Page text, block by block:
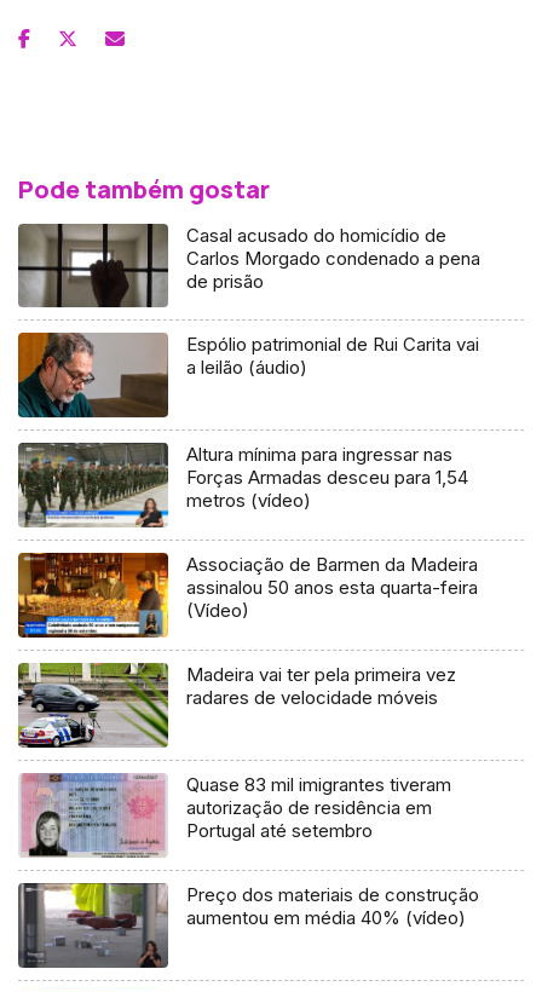
Pode também gostar
Casal acusado do homicídio de
Carlos Morgado condenado a pena
de prisão
Espólio patrimonial de Rui Carita vai
a leilão (áudio)
Altura mínima para ingressar nas
Forças Armadas desceu para 1,54
metros (vídeo)
Associação de Barmen da Madeira
assinalou 50 anos esta quarta-feira
(Vídeo)
Madeira vai ter pela primeira vez
radares de velocidade móveis
Quase 83 mil imigrantes tiveram
autorização de residência em
Portugal até setembro
Preço dos materiais de construção
aumentou em média 40% (vídeo)